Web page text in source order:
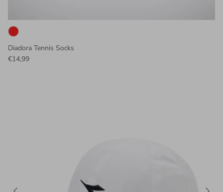
Diadora Tennis Socks
€14,99